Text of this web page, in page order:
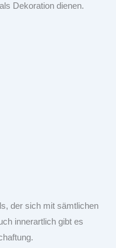
Dekoration dienen.
der sich mit sämtlichen
innerartlich gibt es